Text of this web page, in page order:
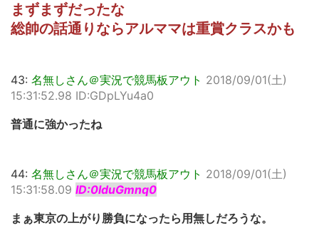
まずまずだったな
総帥の話通りならアルママは重賞クラスかも
43: 名無しさん＠実況で競馬板アウト 2018/09/01(土)
15:31:52.98 ID:GDpLYu4a0
普通に強かったね
44: 名無しさん＠実況で競馬板アウト 2018/09/01(土)
15:31:58.09 ID:0lduGmnq0
まぁ東京の上がり勝負になったら用無しだろうな。